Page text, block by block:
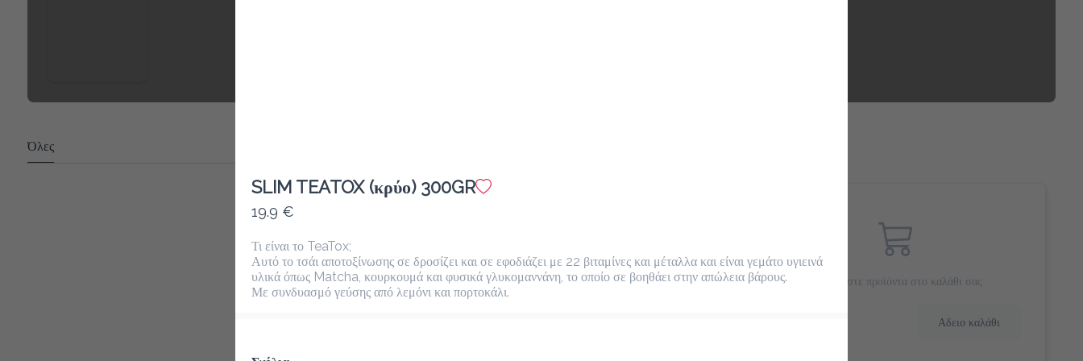
Όλες
Προσθέστε προϊόντα στο καλάθι σας
Αδειο καλάθι
SLIM TEATOX (κρύο) 300GR
19.9 €
Τι είναι το TeaTox;
Αυτό το τσάι αποτοξίνωσης σε δροσίζει και σε εφοδιάζει με 22 βιταμίνες και μέταλλα και είναι γεμάτο υγιεινά
υλικά όπως Matcha, κουρκουμά και φυσικά γλυκομαννάνη, το οποίο σε βοηθάει στην απώλεια βάρους.
Με συνδυασμό γεύσης από λεμόνι και πορτοκάλι.